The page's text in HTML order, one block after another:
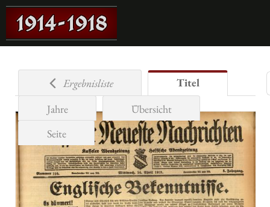
Ergebnisliste
Titel
Jahre
Übersicht
Seite